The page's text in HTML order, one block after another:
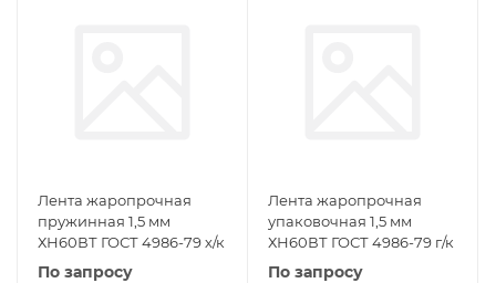
Лента жаропрочная
пружинная 1,5 мм
ХН60ВТ ГОСТ 4986-79 х/к
По запросу
Лента жаропрочная
упаковочная 1,5 мм
ХН60ВТ ГОСТ 4986-79 г/к
По запросу